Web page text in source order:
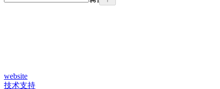
website
技术支持